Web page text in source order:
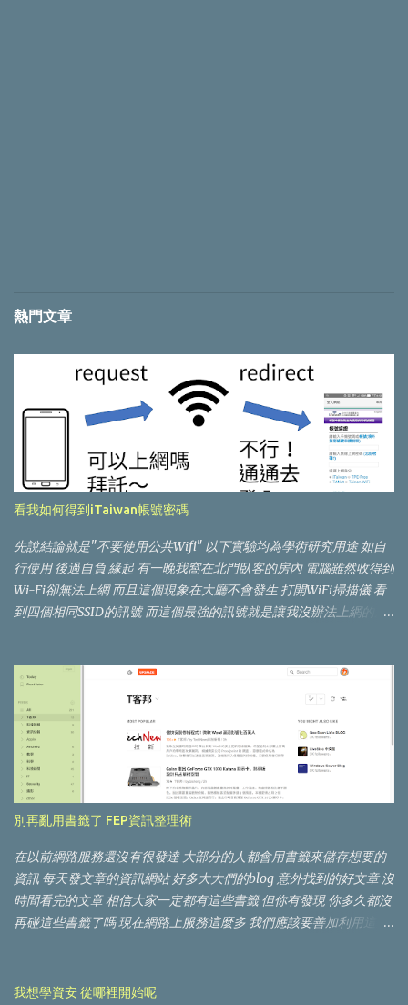
熱門文章
看我如何得到iTaiwan帳號密碼
先說結論就是"不要使用公共Wifi" 以下實驗均為學術研究用途 如自
行使用 後過自負 緣起 有一晚我窩在北門臥客的房內 電腦雖然收得到
Wi-Fi卻無法上網 而且這個現象在大廳不會發生 打開WiFi掃描儀 看
到四個相同SSID的訊號 而這個最強的訊號就是讓我沒辦法上網的原
要想題目 我就在我腦海把這個東西挖了出來 "相同SSID蓋台DoS攻擊
的防禦" 這是一個連網裝置連線設計的feature 在出現相同SSID的情
況下 裝置會選擇訊號最強的進行連線 不管裝置是否已經連線 想到的
解決方法是記憶MAC 但攻擊者也可以偽造MAC 這個題目就被我擱
置了 看到TDOH conf的徵稿 這個題目又被我挖出來了 把題目的重點
改成釣魚 但Wifi釣魚其實行之有年 究竟能玩出什麼新花樣呢 要釣就
要釣最大條的 "iTaiwan免費無線上網服務熱點數量在全台已逾8700
處，註冊人數超過460萬人" 要使用iTaiwan要先註冊帳號密碼 帳號
是使用者手機 密碼是使用者自訂 連上iTaiwan 會跳出登入視窗 這樣
的機制稱之為 Captive Portal Captive Portal運作的原理大致如下 手
機連上Wifi會測試網路的可用性 而不同OS有不同的測試路徑
Android: http://connectivitycheck.android.com/generate_204
些測試連線的response status 手機就可以知道Captive Portal的存在
別再亂用書籤了 FEP資訊整理術
在以前網路服務還沒有很發達 大部分的人都會用書籤來儲存想要的
資訊 每天發文章的資訊網站 好多大大們的blog 意外找到的好文章 沒
時間看完的文章 相信大家一定都有這些書籤 但你有發現 你多久都沒
再碰這些書籤了嗎 現在網路上服務這麼多 我們應該要善加利用這些
知道誰發佈了新文章 但你又不想每天花一堆時間去這些網站 你可以
我想學資安 從哪裡開始呢